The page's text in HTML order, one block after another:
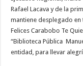
Rafael Lacava y de la
mantiene desplegado
Felices Carabobo Te
“Biblioteca Pública
entidad, para llevar